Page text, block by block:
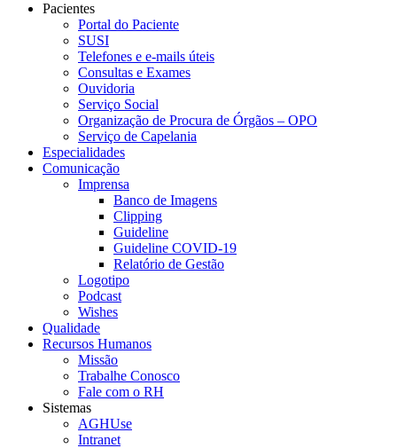
Pacientes
Portal do Paciente
SUSI
Telefones e e-mails úteis
Consultas e Exames
Ouvidoria
Serviço Social
Organização de Procura de Órgãos – OPO
Serviço de Capelania
Especialidades
Comunicação
Imprensa
Banco de Imagens
Clipping
Guideline
Guideline COVID-19
Relatório de Gestão
Logotipo
Podcast
Wishes
Qualidade
Recursos Humanos
Missão
Trabalhe Conosco
Fale com o RH
Sistemas
AGHUse
Intranet